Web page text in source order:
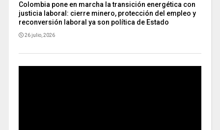
Colombia pone en marcha la transición energética con
justicia laboral: cierre minero, protección del empleo y
reconversión laboral ya son política de Estado
26 julio, 2026